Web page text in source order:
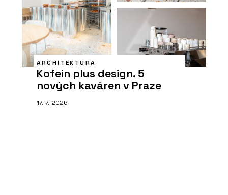
ARCHITEKTURA
Kofein plus design. 5
nových kaváren v Praze
17. 7. 2026